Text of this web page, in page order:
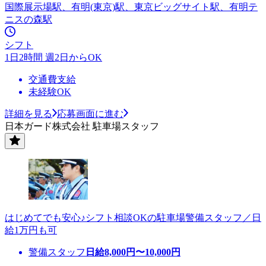
国際展示場駅、有明(東京)駅、東京ビッグサイト駅、有明テ
ニスの森駅
シフト
1日2時間 週2日からOK
交通費支給
未経験OK
詳細を見る
応募画面に進む
日本ガード株式会社 駐車場スタッフ
はじめてでも安心♪シフト相談OKの駐車場警備スタッフ／日
給1万円も可
警備スタッフ 日給8,000円〜10,000円